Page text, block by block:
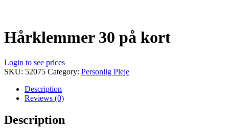
Hårklemmer 30 på kort
Login to see prices
SKU: 52075 Category: Personlig Pleje
Description
Reviews (0)
Description